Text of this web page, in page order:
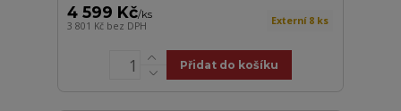
4 599 Kč/ks
3 801 Kč bez DPH Externí 8 ks
Přidat do košíku